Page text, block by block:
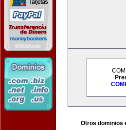
Otros dominios